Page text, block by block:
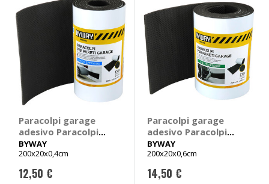
Paracolpi garage
adesivo Paracolpi
per pareti garage -
BYWAY
BYWAY
200x20x0,4cm
12,50 €
Paracolpi garage
adesivo Paracolpi
per pareti garage -
BYWAY
BYWAY
200x20x0,6cm
14,50 €